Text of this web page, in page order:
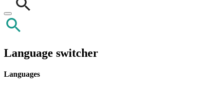
Language switcher
Languages